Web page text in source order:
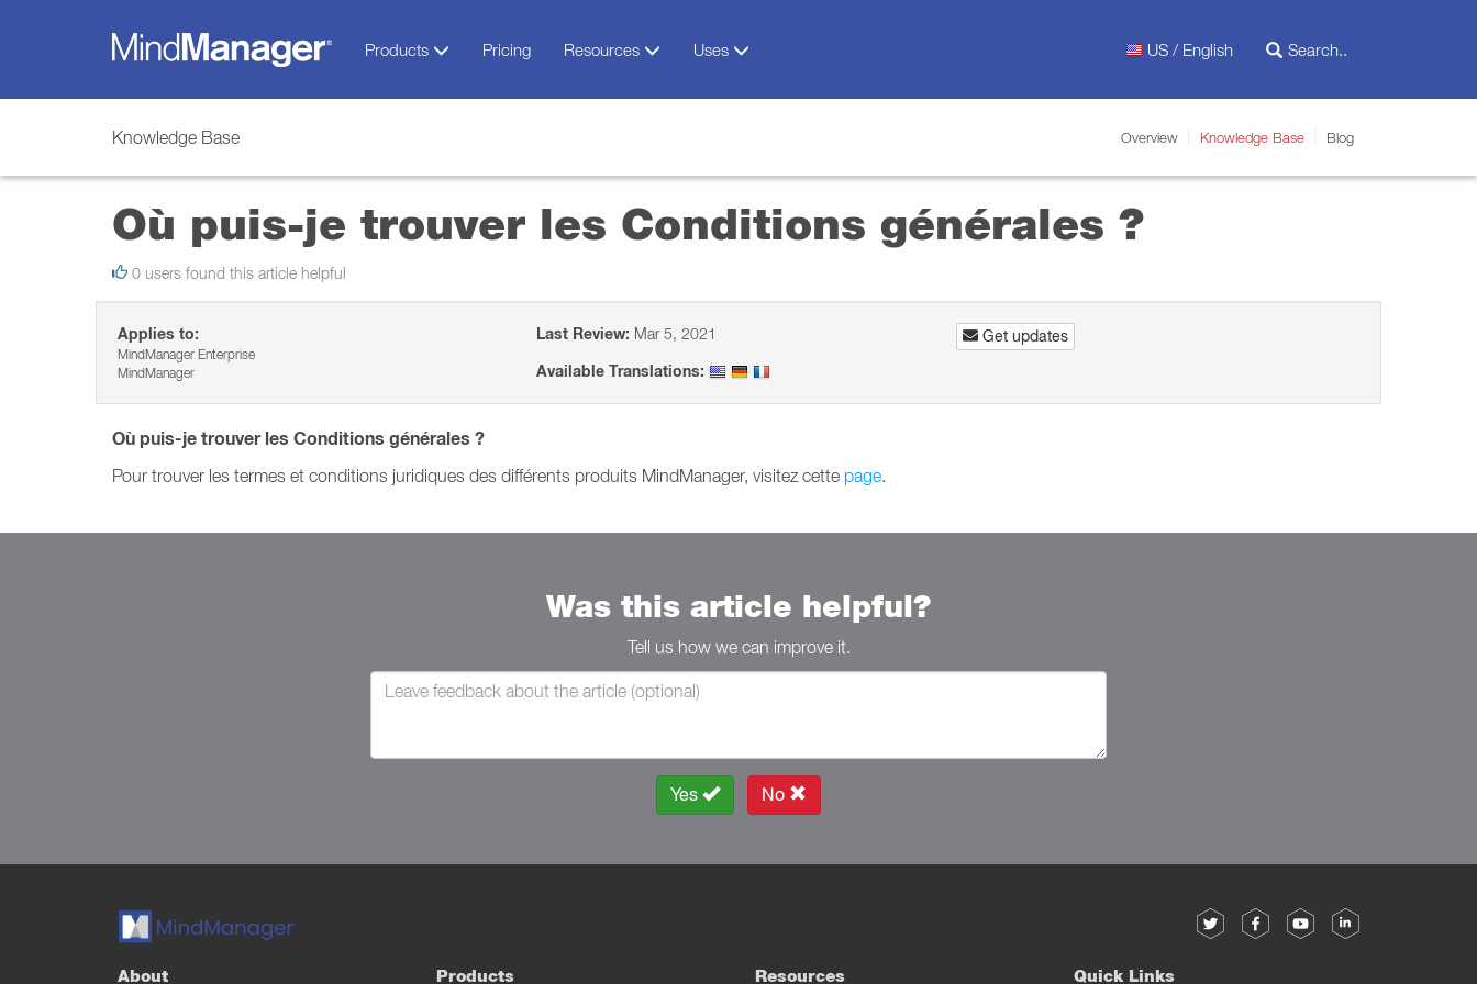
Products Pricing Resources Uses US / English
Knowledge Base Overview Knowledge Base Blog
Où puis-je trouver les Conditions générales ?
0 users found this article helpful
Applies to:
MindManager Enterprise
MindManager
Last Review: Mar 5, 2021
Available Translations:
Get updates
Où puis-je trouver les Conditions générales ?
Pour trouver les termes et conditions juridiques des différents produits MindManager, visitez cette page.
Was this article helpful?
Tell us how we can improve it.
Yes No
About Products Resources Quick Links